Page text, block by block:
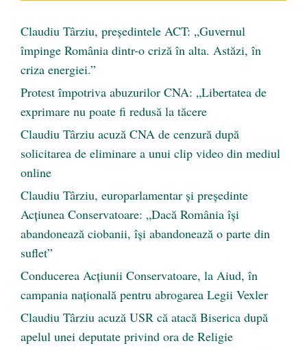
Claudiu Târziu, președintele ACT: „Guvernul
împinge România dintr-o criză în alta. Astăzi, în
criza energiei.”
Protest împotriva abuzurilor CNA: „Libertatea de
exprimare nu poate fi redusă la tăcere
Claudiu Târziu acuză CNA de cenzură după
solicitarea de eliminare a unui clip video din mediul
online
Claudiu Târziu, europarlamentar și președinte
Acțiunea Conservatoare: „Dacă România își
abandonează ciobanii, își abandonează o parte din
suflet”
Conducerea Acțiunii Conservatoare, la Aiud, în
campania națională pentru abrogarea Legii Vexler
Claudiu Târziu acuză USR că atacă Biserica după
apelul unei deputate privind ora de Religie